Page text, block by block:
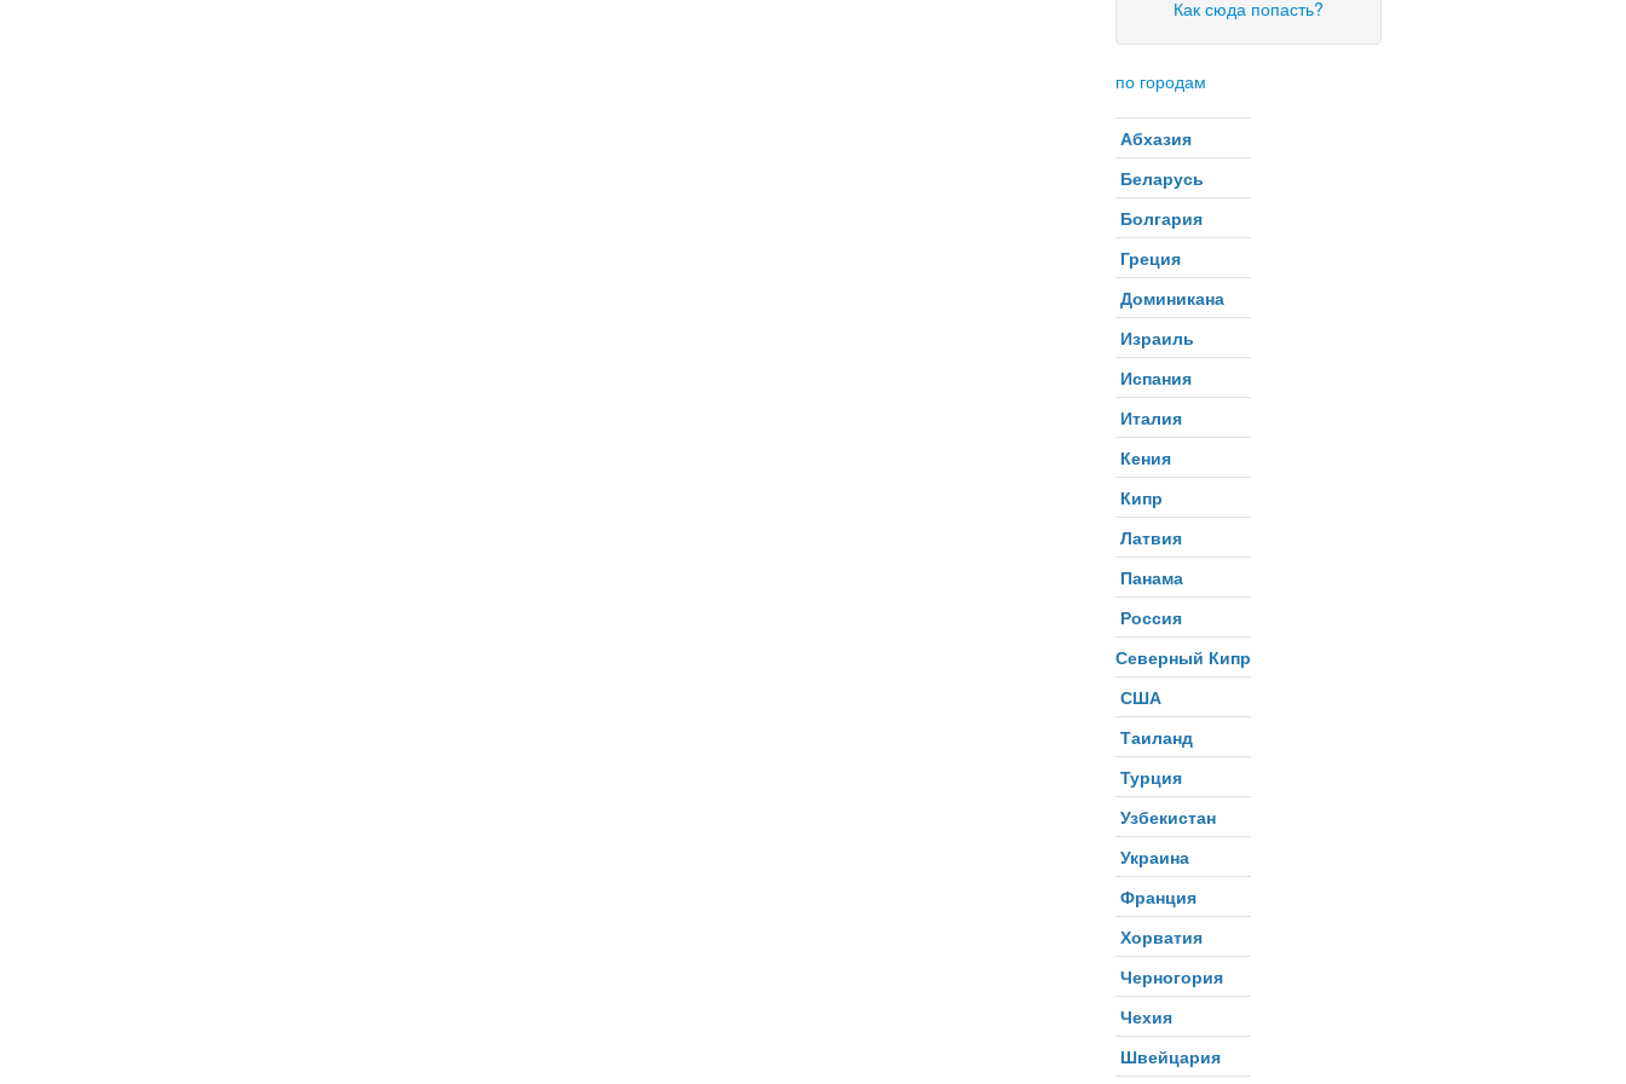
Как сюда попасть?
по городам
Абхазия
Беларусь
Болгария
Греция
Доминикана
Израиль
Испания
Италия
Кения
Кипр
Латвия
Панама
Россия
Северный Кипр
США
Таиланд
Турция
Узбекистан
Украина
Франция
Хорватия
Черногория
Чехия
Швейцария